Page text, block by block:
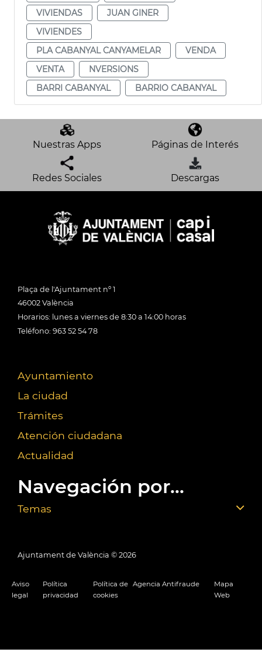
VIVIENDAS
JUAN GINER
VIVIENDES
PLA CABANYAL CANYAMELAR
VENDA
VENTA
NVERSIONS
BARRI CABANYAL
BARRIO CABANYAL
Nuestras Apps Páginas de Interés
Redes Sociales Descargas
Plaça de l'Ajuntament nº 1
46002 València
Horarios: lunes a viernes de 8:30 a 14:00 horas
Teléfono: 963 52 54 78
Ayuntamiento
La ciudad
Trámites
Atención ciudadana
Actualidad
Navegación por...
Temas
Ajuntament de València © 2026
Aviso
legal
Política
privacidad
Política de
cookies
Agencia Antifraude
Mapa
Web